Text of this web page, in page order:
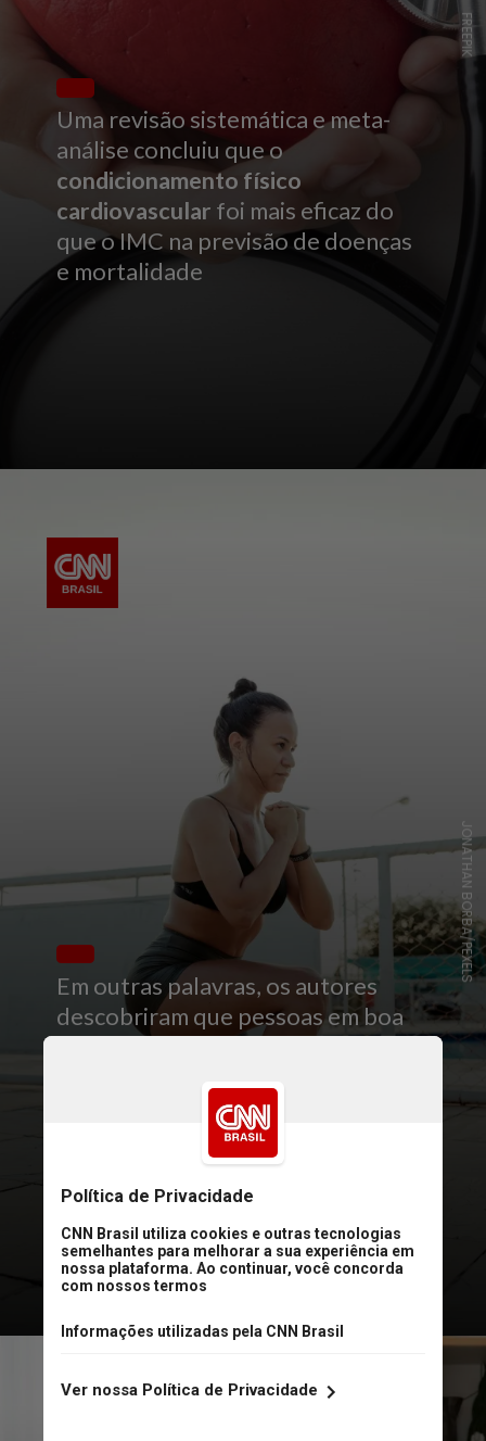
FREEPIK
Uma revisão sistemática e meta-
análise concluiu que o
condicionamento físico
cardiovascular foi mais eficaz do
que o IMC na previsão de doenças
e mortalidade
JONATHAN BORBA/PEXELS
Em outras palavras, os autores
descobriram que pessoas em boa
estatísticos de morrer por todas as
causas ou doenças
cardiovasculares